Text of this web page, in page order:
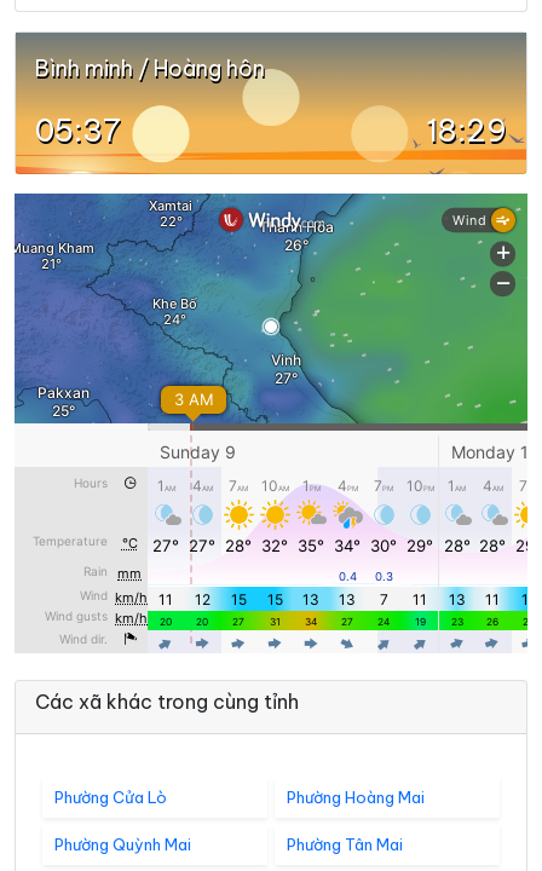
Bình minh / Hoàng hôn
05:37 18:29
Các xã khác trong cùng tỉnh
Phường Cửa Lò Phường Hoàng Mai
Phường Quỳnh Mai Phường Tân Mai